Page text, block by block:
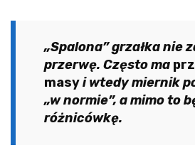
„Spalona” grzałka nie
przerwę. Często ma
masyi wtedy miernik
„w normie”, a mimo to
różnicówkę.